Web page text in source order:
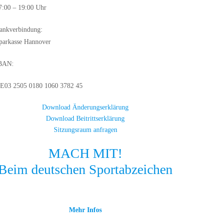
– 19:00 Uhr
Hannover
2505 0180 1060 3782 45
Download Änderungserklärung
Download Beitrittserklärung
Sitzungsraum anfragen
MACH MIT!
deutschen Sportabzeichen
Mehr Infos